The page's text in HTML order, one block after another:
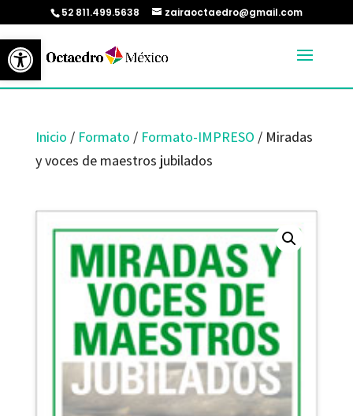
Abrir barra de herramientas
52 811.499.5638 zairaoctaedro@gmail.com
Inicio / Formato / Formato-IMPRESO / Miradas
y voces de maestros jubilados